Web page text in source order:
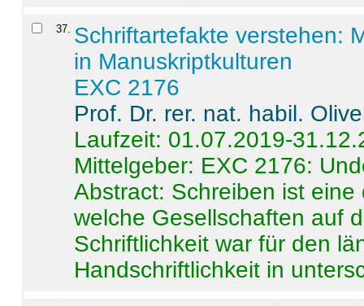
37. Schriftartefakte verstehen:
in Manuskriptkulturen
EXC 2176
Prof. Dr. rer. nat. habil.
Laufzeit: 01.07.2019-
Mittelgeber: EXC 2176:
Abstract: Schreiben ist
welche Gesellschaften auf
Schriftlichkeit war für den
Handschriftlichkeit in